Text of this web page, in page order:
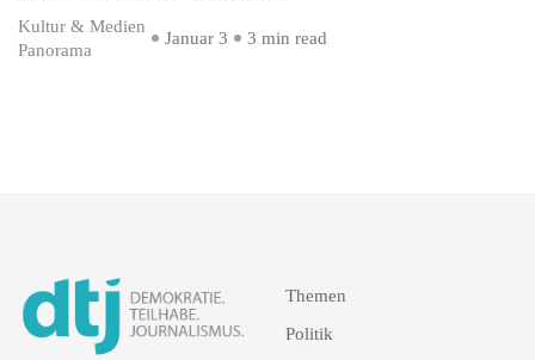
Kultur & Medien
Panorama
Januar 3 3 min read
Themen
Politik